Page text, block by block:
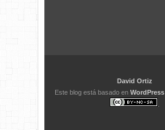
David Ortiz
Este blog está basado en WordPress